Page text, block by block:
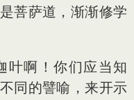
菩萨道，渐渐修学
叶啊！你们应当知
同的譬喻，来开示